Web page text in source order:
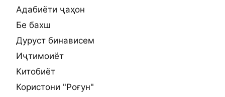
Адабиёти ҷаҳон
Бе бахш
Дуруст бинависем
Иҷтимоиёт
Китобиёт
Користони "Роғун"